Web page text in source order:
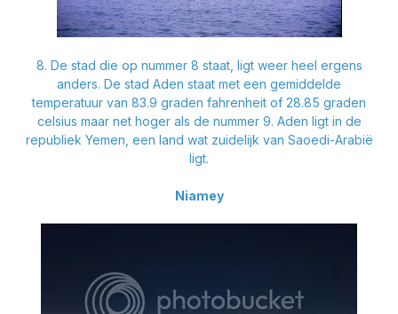
8. De stad die op nummer 8 staat, ligt weer heel ergens
anders. De stad Aden staat met een gemiddelde
temperatuur van 83.9 graden fahrenheit of 28.85 graden
celsius maar net hoger als de nummer 9. Aden ligt in de
republiek Yemen, een land wat zuidelijk van Saoedi-Arabië
ligt.
Niamey